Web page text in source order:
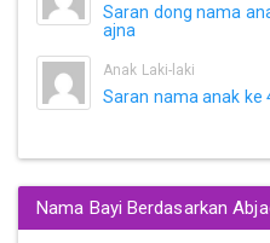
Saran dong nama
ajna
Anak Laki-laki
Saran nama anak ke
Nama Bayi Berdasarkan